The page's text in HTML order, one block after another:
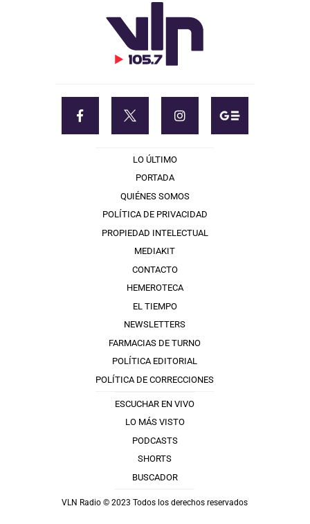
LO ÚLTIMO
PORTADA
QUIÉNES SOMOS
POLÍTICA DE PRIVACIDAD
PROPIEDAD INTELECTUAL
MEDIAKIT
CONTACTO
HEMEROTECA
EL TIEMPO
NEWSLETTERS
FARMACIAS DE TURNO
POLÍTICA EDITORIAL
POLÍTICA DE CORRECCIONES
ESCUCHAR EN VIVO
LO MÁS VISTO
PODCASTS
SHORTS
BUSCADOR
VLN Radio © 2023 Todos los derechos reservados